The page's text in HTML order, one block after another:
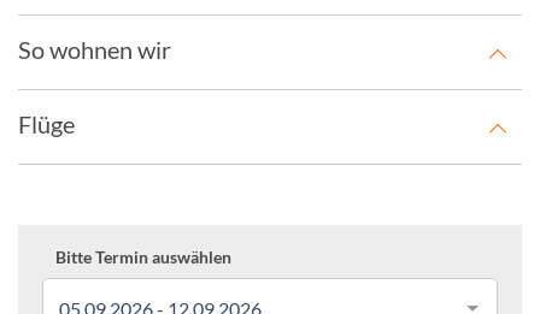
So wohnen wir
Flüge
Bitte Termin auswählen
05.09.2026 - 12.09.2026